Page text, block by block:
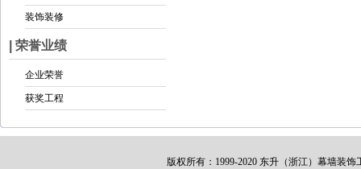
装饰装修
| 荣誉业绩
企业荣誉
获奖工程
版权所有：1999-2020 东升（浙江）幕墙装饰